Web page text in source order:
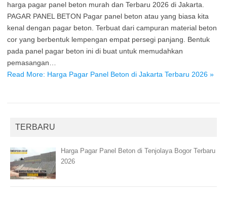
harga pagar panel beton murah dan Terbaru 2026 di Jakarta.
PAGAR PANEL BETON Pagar panel beton atau yang biasa kita
kenal dengan pagar beton. Terbuat dari campuran material beton
cor yang berbentuk lempengan empat persegi panjang. Bentuk
pada panel pagar beton ini di buat untuk memudahkan
pemasangan…
Read More: Harga Pagar Panel Beton di Jakarta Terbaru 2026 »
TERBARU
Harga Pagar Panel Beton di Tenjolaya Bogor Terbaru
2026